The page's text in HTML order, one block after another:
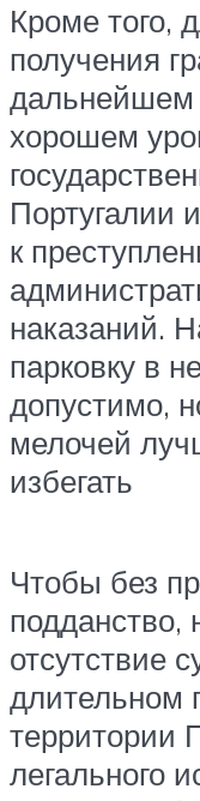
Кроме того,
получения
дальнейшем
хорошем
Португалии
к
наказаний.
парковку в
допустимо,
мелочей
избегать
Чтобы без
подданство,
отсутствие
длительном
территории
легального